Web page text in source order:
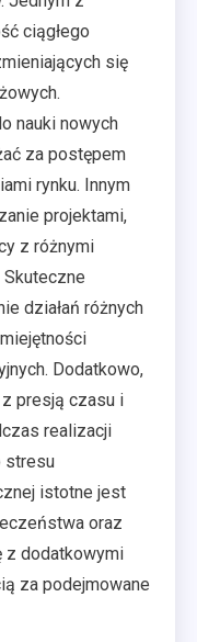
ciągłego
się
nauki nowych
za postępem
rynku. Innym
projektami,
z różnymi
działań różnych
Dodatkowo,
presją czasu i
realizacji
stresu
istotne jest
oraz
z dodatkowymi
za podejmowane